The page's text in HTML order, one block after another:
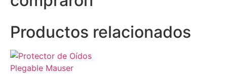
Productos relacionados